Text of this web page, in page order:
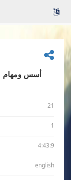
21
1
4:43:9
english